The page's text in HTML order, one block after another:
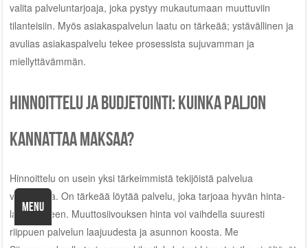
MENU
valita palveluntarjoaja, joka pystyy mukautumaan muuttuviin
tilanteisiin. Myös asiakaspalvelun laatu on tärkeää; ystävällinen ja
avulias asiakaspalvelu tekee prosessista sujuvamman ja
miellyttävämmän.
Hinnoittelu ja budjetointi: kuinka paljon
kannattaa maksaa?
Hinnoittelu on usein yksi tärkeimmistä tekijöistä palvelua
valittaessa. On tärkeää löytää palvelu, joka tarjoaa hyvän hinta-
laatusuhteen. Muuttosiivouksen hinta voi vaihdella suuresti
riippuen palvelun laajuudesta ja asunnon koosta. Me